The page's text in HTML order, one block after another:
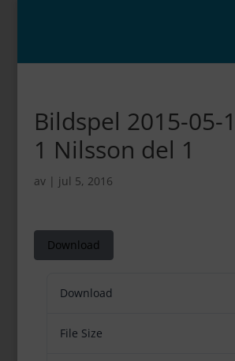
Bildspel 2015-05-
1 Nilsson del 1
av | jul 5, 2016
Download
Download
File Size